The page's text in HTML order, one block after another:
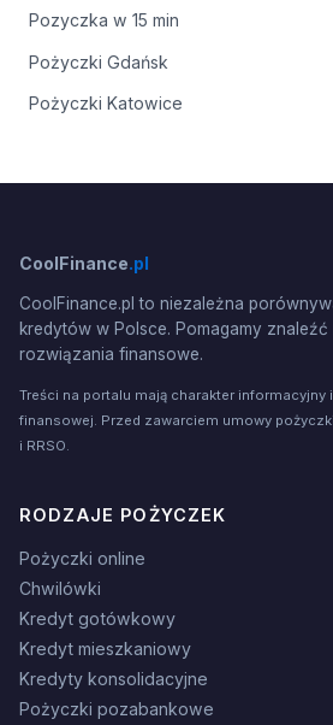
Pozyczka w 15 min
Pożyczki Gdańsk
Pożyczki Katowice
CoolFinance.pl
CoolFinance.pl to niezależna
kredytów w Polsce. Pomagamy
rozwiązania finansowe.
Treści na portalu mają charakter informacyjny
finansowej. Przed zawarciem umowy
i RRSO.
RODZAJE POŻYCZEK
Pożyczki online
Chwilówki
Kredyt gotówkowy
Kredyt mieszkaniowy
Kredyty konsolidacyjne
Pożyczki pozabankowe